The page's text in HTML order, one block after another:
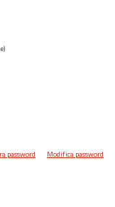
password Modifica password